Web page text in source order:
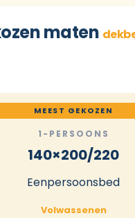
maten
MEEST GEKOZEN
1-PERSOONS
140×200/220
Eenpersoonsbed
Volwassenen